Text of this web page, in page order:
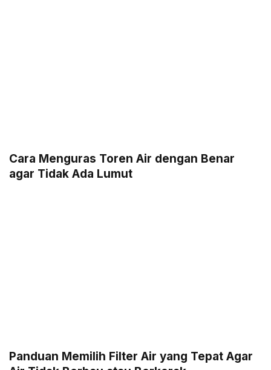
Cara Menguras Toren Air dengan Benar
agar Tidak Ada Lumut
Panduan Memilih Filter Air yang Tepat Agar